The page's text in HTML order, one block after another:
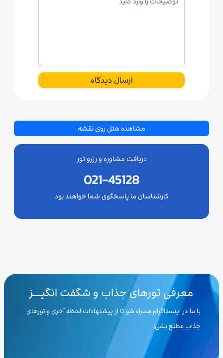
ارسال دیدگاه
مشاهده هتل روی نقشه
دریافت مشاوره و رزرو تور
021-45128
کارشناسان ما پاسخگوی شما خواهند بود
معرفی تورهای جذاب و شگفت انگیـــز
با ما در اینستاگرام همراه شو تا از پیشنهادات لحظه آخری و تورهای
جذاب مطلع بشی!